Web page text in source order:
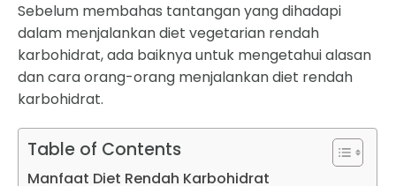
Sebelum membahas tantangan yang dihadapi
dalam menjalankan diet vegetarian rendah
karbohidrat, ada baiknya untuk mengetahui alasan
dan cara orang-orang menjalankan diet rendah
karbohidrat.
Table of Contents
Manfaat Diet Rendah Karbohidrat